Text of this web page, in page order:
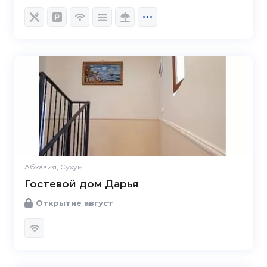
Абхазия, Сухум
Гостевой дом Дарья
Открытие август